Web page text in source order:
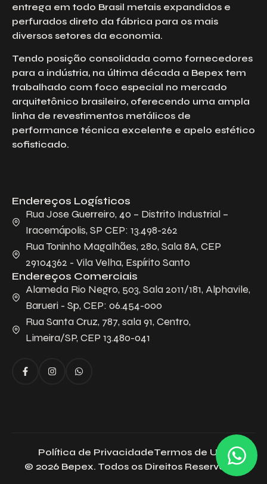
entrega em todo Brasil metais expandidos e
perfurados direto da fábrica para os mais
diversos setores da economia.
Tendo posição consolidada como fornecedores
para a indústria, na última década a Bepex tem
trabalhado com foco especial no mercado
arquitetônico brasileiro, oferecendo uma ampla
linha de revestimentos metálicos de
performance técnica excelente e apelo estético
sofisticado.
Endereços Logísticos
Rua Jose Guerreiro, 40 – Distrito Industrial –
Iracemápolis, SP CEP: 13.498-262
Rua Toninho Magalhães, 280, Sala 8A, CEP
29104362 - Vila Velha, Espírito Santo
Endereços Comerciais
Alameda Rio Negro, 503, Sala 2011/181, Alphavile,
Barueri - Sp, CEP: 06.454-000
Rua Santa Cruz, 787, sala 91, Centro,
Limeira/SP, CEP 13.480-041
© 2026 Bepex. Todos os Direitos Reservados
Política de PrivacidadeTermos de Uso